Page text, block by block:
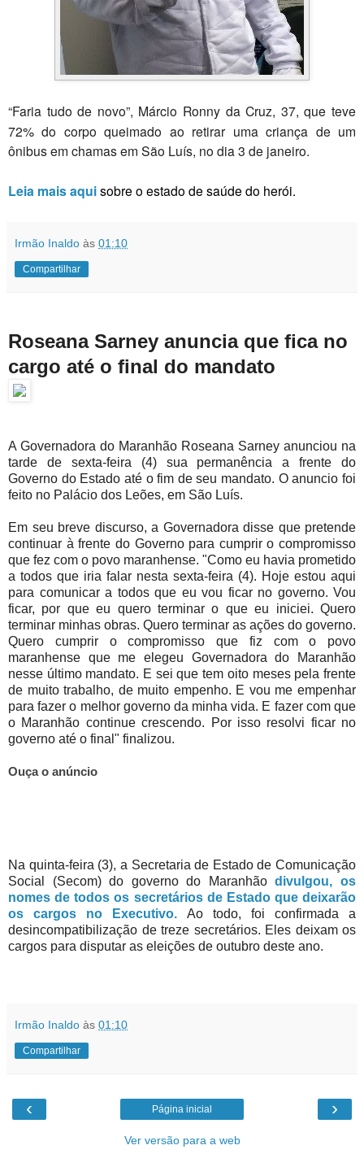
“Faria tudo de novo”, Márcio Ronny da Cruz, 37, que teve
72% do corpo queimado ao retirar uma criança de um
ônibus em chamas em São Luís, no dia 3 de janeiro.
Leia mais aquisobre o estado de saúde do herói.
Irmão Inaldo às 01:10
Compartilhar
Roseana Sarney anuncia que fica no
cargo até o final do mandato
A Governadora do Maranhão Roseana Sarney anunciou na
tarde de sexta-feira (4) sua permanência a frente do
Governo do Estado até o fim de seu mandato. O anuncio foi
feito no Palácio dos Leões, em São Luís.
Em seu breve discurso, a Governadora disse que pretende
continuar à frente do Governo para cumprir o compromisso
que fez com o povo maranhense. "Como eu havia prometido
a todos que iria falar nesta sexta-feira (4). Hoje estou aqui
para comunicar a todos que eu vou ficar no governo. Vou
ficar, por que eu quero terminar o que eu iniciei. Quero
terminar minhas obras. Quero terminar as ações do governo.
Quero cumprir o compromisso que fiz com o povo
maranhense que me elegeu Governadora do Maranhão
nesse último mandato. E sei que tem oito meses pela frente
de muito trabalho, de muito empenho. E vou me empenhar
para fazer o melhor governo da minha vida. E fazer com que
o Maranhão continue crescendo. Por isso resolvi ficar no
governo até o final" finalizou.
Ouça o anúncio
Na quinta-feira (3), a Secretaria de Estado de Comunicação
Social (Secom) do governo do Maranhãodivulgou, os
nomes de todos os secretários de Estado que deixarão
os cargos no Executivo. Ao todo, foi confirmada a
desincompatibilização de treze secretários. Eles deixam os
cargos para disputar as eleições de outubro deste ano.
Irmão Inaldo às 01:10
Compartilhar
‹ ›
Página inicial
Ver versão para a web